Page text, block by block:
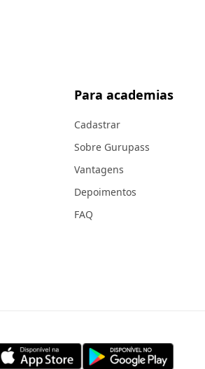
Para academias
Cadastrar
Sobre Gurupass
Vantagens
Depoimentos
FAQ